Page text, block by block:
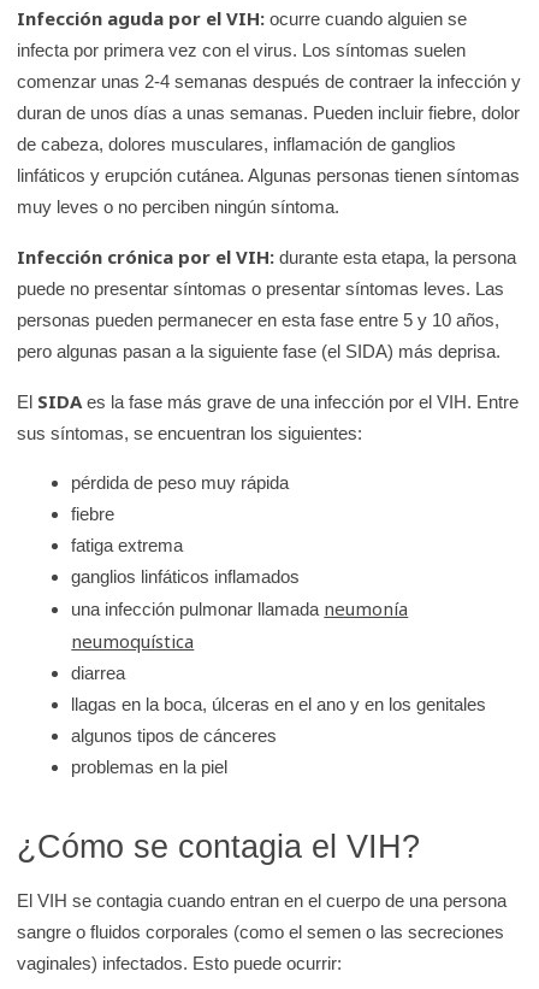
Infección aguda por el VIH: ocurre cuando alguien se
infecta por primera vez con el virus. Los síntomas suelen
comenzar unas 2-4 semanas después de contraer la infección y
duran de unos días a unas semanas. Pueden incluir fiebre, dolor
de cabeza, dolores musculares, inflamación de ganglios
linfáticos y erupción cutánea. Algunas personas tienen síntomas
muy leves o no perciben ningún síntoma.
Infección crónica por el VIH: durante esta etapa, la persona
puede no presentar síntomas o presentar síntomas leves. Las
personas pueden permanecer en esta fase entre 5 y 10 años,
pero algunas pasan a la siguiente fase (el SIDA) más deprisa.
El SIDAes la fase más grave de una infección por el VIH. Entre
sus síntomas, se encuentran los siguientes:
pérdida de peso muy rápida
fiebre
fatiga extrema
ganglios linfáticos inflamados
una infección pulmonar llamada neumonía
neumoquística
diarrea
llagas en la boca, úlceras en el ano y en los genitales
algunos tipos de cánceres
problemas en la piel
¿Cómo se contagia el VIH?
El VIH se contagia cuando entran en el cuerpo de una persona
sangre o fluidos corporales (como el semen o las secreciones
vaginales) infectados. Esto puede ocurrir: